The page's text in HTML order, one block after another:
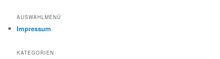
AUSWAHLMENÜ
Impressum
KATEGORIEN